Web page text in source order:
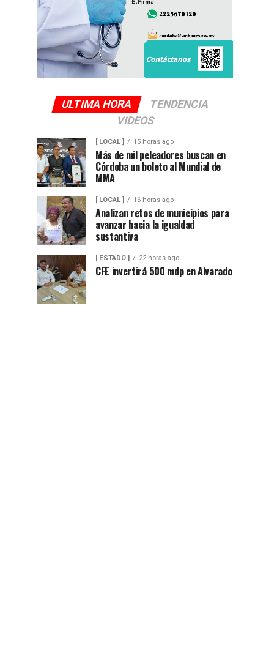
ULTIMA HORA
TENDENCIA
VIDEOS
[ LOCAL ] 15 horas ago
Más de mil peleadores buscan en
Córdoba un boleto al Mundial de
MMA
[ LOCAL ] 16 horas ago
Analizan retos de municipios para
avanzar hacia la igualdad
sustantiva
[ ESTADO ] 22 horas ago
CFE invertirá 500 mdp en Alvarado